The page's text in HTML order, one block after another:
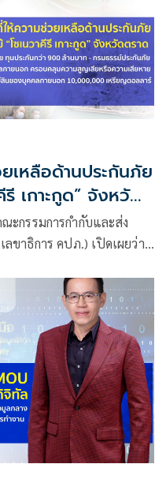
เหลือด้านประกันภัย
เกาะกูด” จังหวัด
ะกรรมการกำกับและส่ง
ขาธิการ คปภ.) เปิดเผยว่า